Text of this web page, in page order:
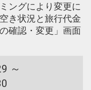
ングにより変更に
き状況と旅行代金
確認・変更」画面
～